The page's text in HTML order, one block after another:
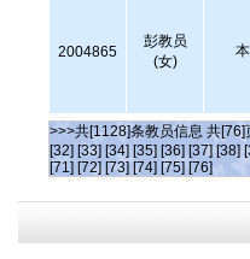
2004865
彭教员
(女)
>>>共[1128]条教员信息 共[76]
[32] [33] [34] [35] [36] [37] [38]
[71] [72] [73] [74] [75] [76]